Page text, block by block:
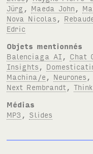
Jürg
Maeda John
Nova Nicolas
Edric
Objets mentionnés
Balenciaga AI
Chat
Insights
Machina/e
Neurones
Next Rembrandt ,
Médias
MP3
Slides